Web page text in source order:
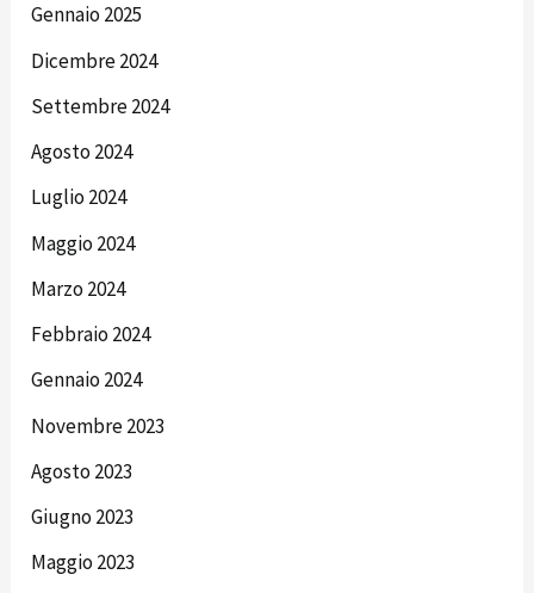
Gennaio 2025
Dicembre 2024
Settembre 2024
Agosto 2024
Luglio 2024
Maggio 2024
Marzo 2024
Febbraio 2024
Gennaio 2024
Novembre 2023
Agosto 2023
Giugno 2023
Maggio 2023